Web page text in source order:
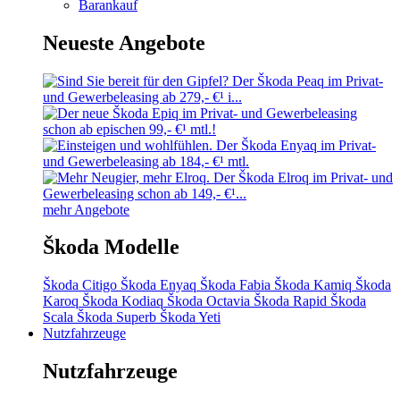
Barankauf
Neueste Angebote
mehr Angebote
Škoda Modelle
Škoda Citigo Škoda Enyaq Škoda Fabia Škoda Kamiq Škoda
Karoq Škoda Kodiaq Škoda Octavia Škoda Rapid Škoda
Scala Škoda Superb Škoda Yeti
Nutzfahrzeuge
Nutzfahrzeuge